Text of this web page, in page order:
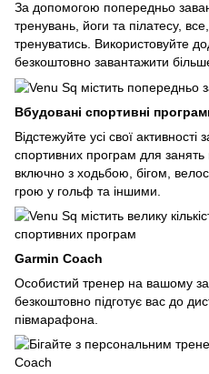
За допомогою попередньо
тренувань, йоги та пілатесу,
тренуватись. Використовуйте
безкоштовно завантажити
Вбудовані спортивні
Відстежуйте усі свої
спортивних програм для занять
включно з ходьбою, бігом,
грою у гольф та іншими.
Garmin Coach
Особистий тренер на вашому
безкоштовно підготує вас до
півмарафона.